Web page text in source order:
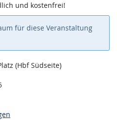
und kostenfrei!
für diese Veranstaltung
(Hbf Südseite)